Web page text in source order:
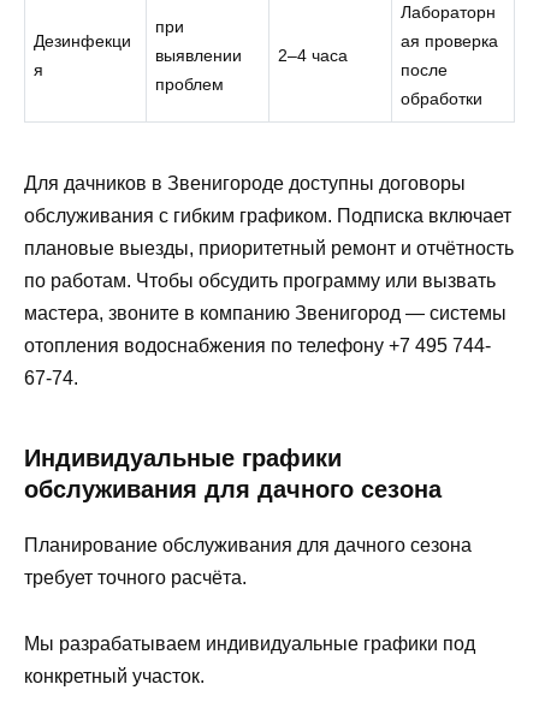
Дезинфекци
я
при
выявлении
проблем
2–4 часа
Лабораторн
ая проверка
после
обработки
Для дачников в Звенигороде доступны договоры
обслуживания с гибким графиком. Подписка включает
плановые выезды, приоритетный ремонт и отчётность
по работам. Чтобы обсудить программу или вызвать
мастера, звоните в компанию Звенигород — системы
отопления водоснабжения по телефону +7 495 744-
67-74.
Индивидуальные графики
обслуживания для дачного сезона
Планирование обслуживания для дачного сезона
требует точного расчёта.
Мы разрабатываем индивидуальные графики под
конкретный участок.